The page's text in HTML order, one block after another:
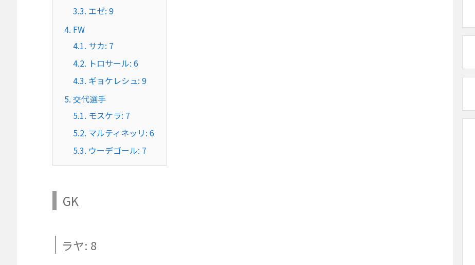
3.3. エゼ: 9
4. FW
4.1. サカ: 7
4.2. トロサール: 6
4.3. ギョケレシュ: 9
5. 交代選手
5.1. モスケラ: 7
5.2. マルティネッリ: 6
5.3. ウーデゴール: 7
GK
ラヤ: 8